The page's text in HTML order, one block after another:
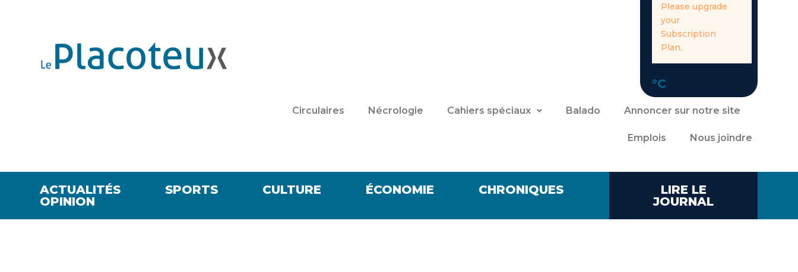
Please upgrade
your
Subscription
Plan.
°C
Circulaires Nécrologie Cahiers spéciaux Balado Annoncer sur notre site
Emplois Nous joindre
ACTUALITÉS SPORTS CULTURE ÉCONOMIE
CHRONIQUES
OPINION
LIRE LE
JOURNAL